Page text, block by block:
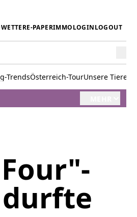
WETTERE-PAPERIMMOLOGINLOGOUT
TrendsÖsterreich-TourUnsere Tiere